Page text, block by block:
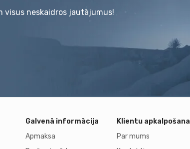
visus neskaidros jautājumus!
Galvenā informācija
Apmaksa
Klientu apkalpošana
Par mums